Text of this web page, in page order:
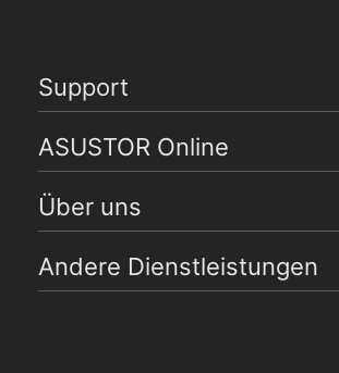
Support
ASUSTOR Online
Über uns
Andere Dienstleistungen